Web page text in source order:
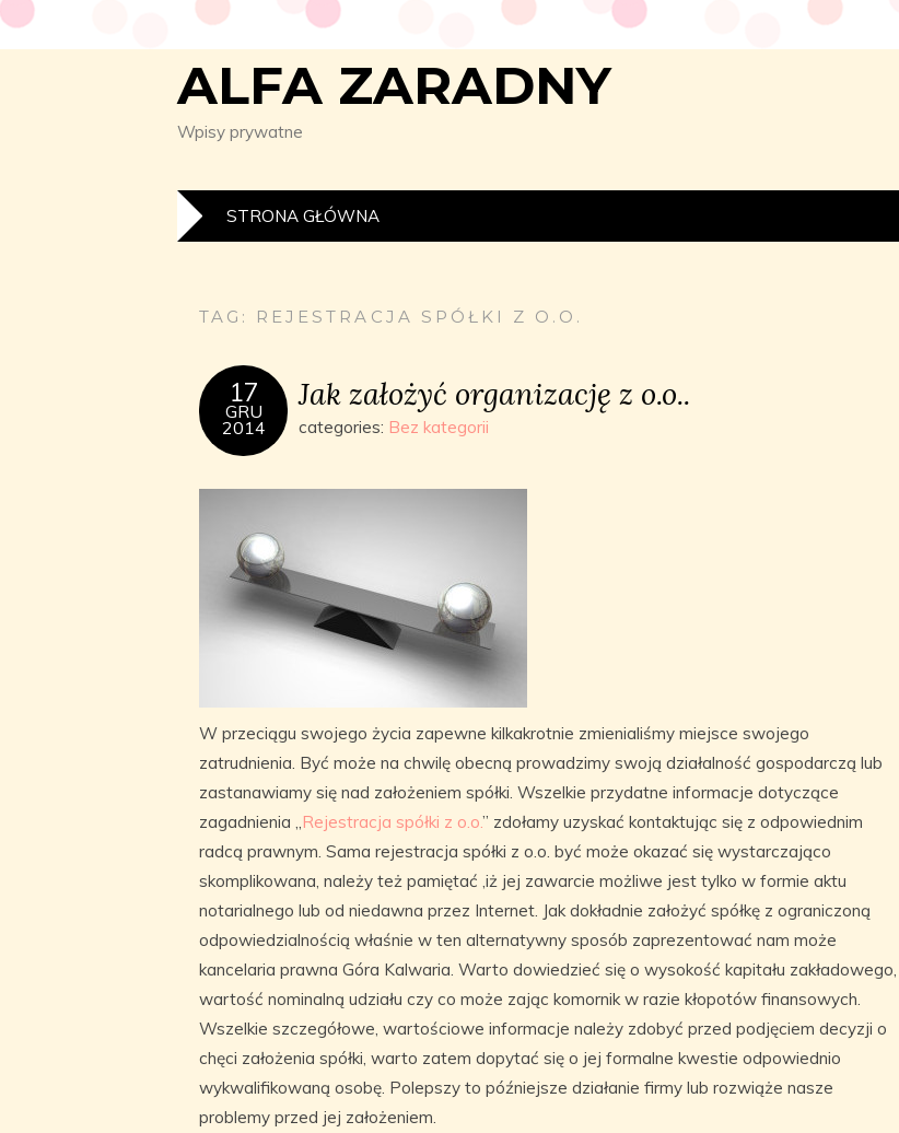
ALFA ZARADNY
Wpisy prywatne
STRONA GŁÓWNA
TAG: REJESTRACJA SPÓŁKI Z O.O.
17
GRU
2014
Jak założyć organizację z o.o..
categories: Bez kategorii
W przeciągu swojego życia zapewne kilkakrotnie zmienialiśmy miejsce swojego
zatrudnienia. Być może na chwilę obecną prowadzimy swoją działalność gospodarczą lub
zastanawiamy się nad założeniem spółki. Wszelkie przydatne informacje dotyczące
zagadnienia „Rejestracja spółki z o.o.” zdołamy uzyskać kontaktując się z odpowiednim
radcą prawnym. Sama rejestracja spółki z o.o. być może okazać się wystarczająco
skomplikowana, należy też pamiętać ,iż jej zawarcie możliwe jest tylko w formie aktu
notarialnego lub od niedawna przez Internet. Jak dokładnie założyć spółkę z ograniczoną
odpowiedzialnością właśnie w ten alternatywny sposób zaprezentować nam może
kancelaria prawna Góra Kalwaria. Warto dowiedzieć się o wysokość kapitału zakładowego,
wartość nominalną udziału czy co może zając komornik w razie kłopotów finansowych.
Wszelkie szczegółowe, wartościowe informacje należy zdobyć przed podjęciem decyzji o
chęci założenia spółki, warto zatem dopytać się o jej formalne kwestie odpowiednio
wykwalifikowaną osobę. Polepszy to późniejsze działanie firmy lub rozwiąże nasze
problemy przed jej założeniem.